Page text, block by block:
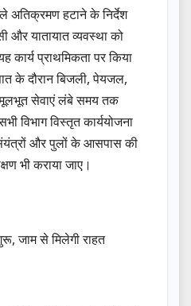
अतिक्रमण हटाने के निर्देश
और यातायात व्यवस्था को
प्राथमिकता पर किया
के दौरान बिजली, पेयजल,
सेवाएं लंबे समय तक
विभाग विस्तृत कार्ययोजना
और पुलों के आसपास की
भी कराया जाए।
जाम से मिलेगी राहत